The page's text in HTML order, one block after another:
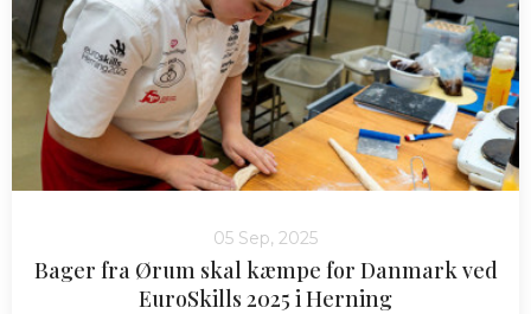
05 Sep, 2025
Bager fra Ørum skal kæmpe for Danmark ved
EuroSkills 2025 i Herning